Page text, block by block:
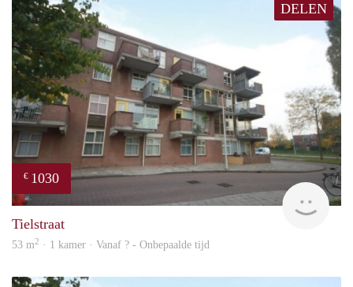
DELEN
€ 1030
Tielstraat
53 m2 · 1 kamer · Vanaf ? - Onbepaalde tijd